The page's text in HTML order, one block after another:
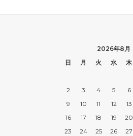
2026年8月
日
月 火 水 木
2
3 4 5 6
9
10 11 12 13
16
17 18 19 20
23
24 25 26 27